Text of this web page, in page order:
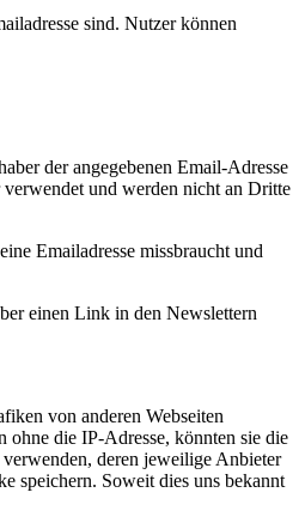
sind. Nutzer können
der angegebenen Email-Adresse
und werden nicht an Dritte
Emailadresse missbraucht und
einen Link in den Newslettern
von anderen Webseiten
ohne die IP-Adresse, könnten sie die
deren jeweilige Anbieter
speichern. Soweit dies uns bekannt